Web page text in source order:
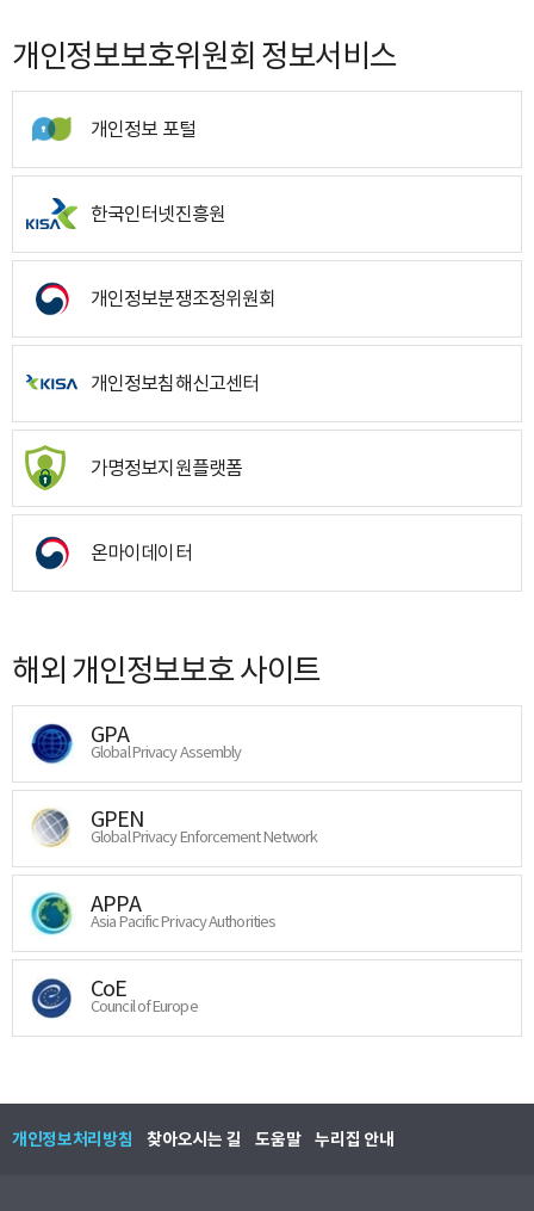
개인정보보호위원회 정보서비스
개인정보 포털
한국인터넷진흥원
개인정보분쟁조정위원회
개인정보침해신고센터
가명정보지원플랫폼
온마이데이터
해외 개인정보보호 사이트
GPA
Global Privacy Assembly
GPEN
Global Privacy Enforcement Network
APPA
Asia Pacific Privacy Authorities
CoE
Council of Europe
개인정보처리방침 찾아오시는 길 도움말 누리집 안내